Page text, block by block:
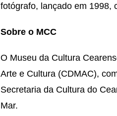
fotógrafo, lançado em 1998,
Sobre o MCC
O Museu da Cultura
Arte e Cultura (CDMAC),
Secretaria da Cultura do
Mar.